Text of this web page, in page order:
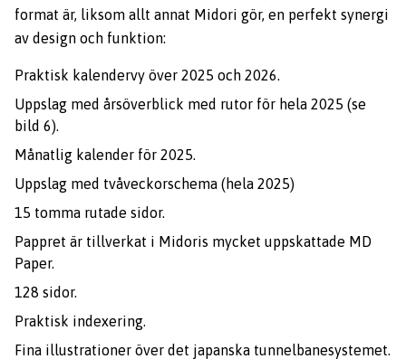
format är, liksom allt annat Midori gör, en perfekt synergi
av design och funktion:
Praktisk kalendervy över 2025 och 2026.
Uppslag med årsöverblick med rutor för hela 2025 (se
bild 6).
Månatlig kalender för 2025.
Uppslag med tvåveckorschema (hela 2025)
15 tomma rutade sidor.
Pappret är tillverkat i Midoris mycket uppskattade MD
Paper.
128 sidor.
Praktisk indexering.
Fina illustrationer över det japanska tunnelbanesystemet.